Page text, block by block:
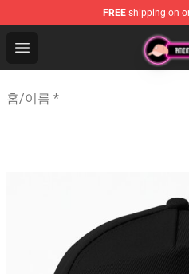
FREE shipping on
Open menu
Anime Cap Shop - The
홈/이름 *